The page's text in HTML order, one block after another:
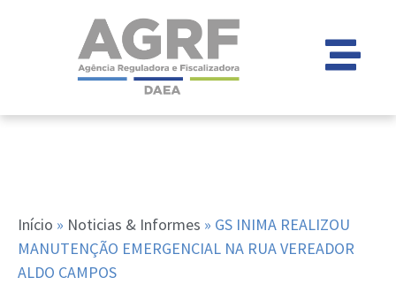
Início » Noticias & Informes » GS INIMA REALIZOU
MANUTENÇÃO EMERGENCIAL NA RUA VEREADOR
ALDO CAMPOS